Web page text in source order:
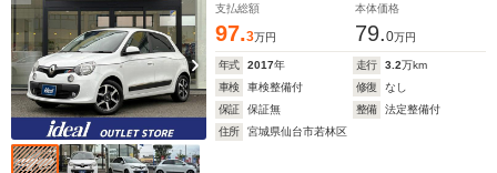
支払総額
97.3万円
本体価格
79.0万円
年式 2017年 走行 3.2万km
車検
車検整備付 修復
なし
保証
保証無 整備
法定整備付
住所
宮城県仙台市若林区